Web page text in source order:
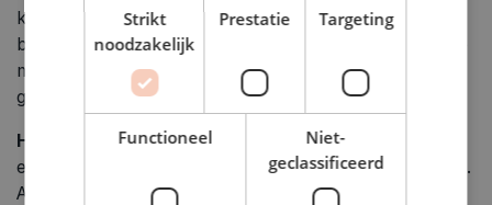
kleding. Trek wegwerphandschoenen aan. Zet een
beschermend masker op en open de ramen. Schud de
metallic en diamanten alcoholinkt totdat de pigmenten
gelijkmatig zijn verdeeld (er zit een mengbal in).
Hoe de fles met alcoholinkt te openen
eraf en steek een speld in de bovenkant van de flestip.
Als de fles al is geopend: plaats een gehandschoende
Strikt
noodzakelijk
Prestatie Targeting
Functioneel
Niet-
geclassificeerd